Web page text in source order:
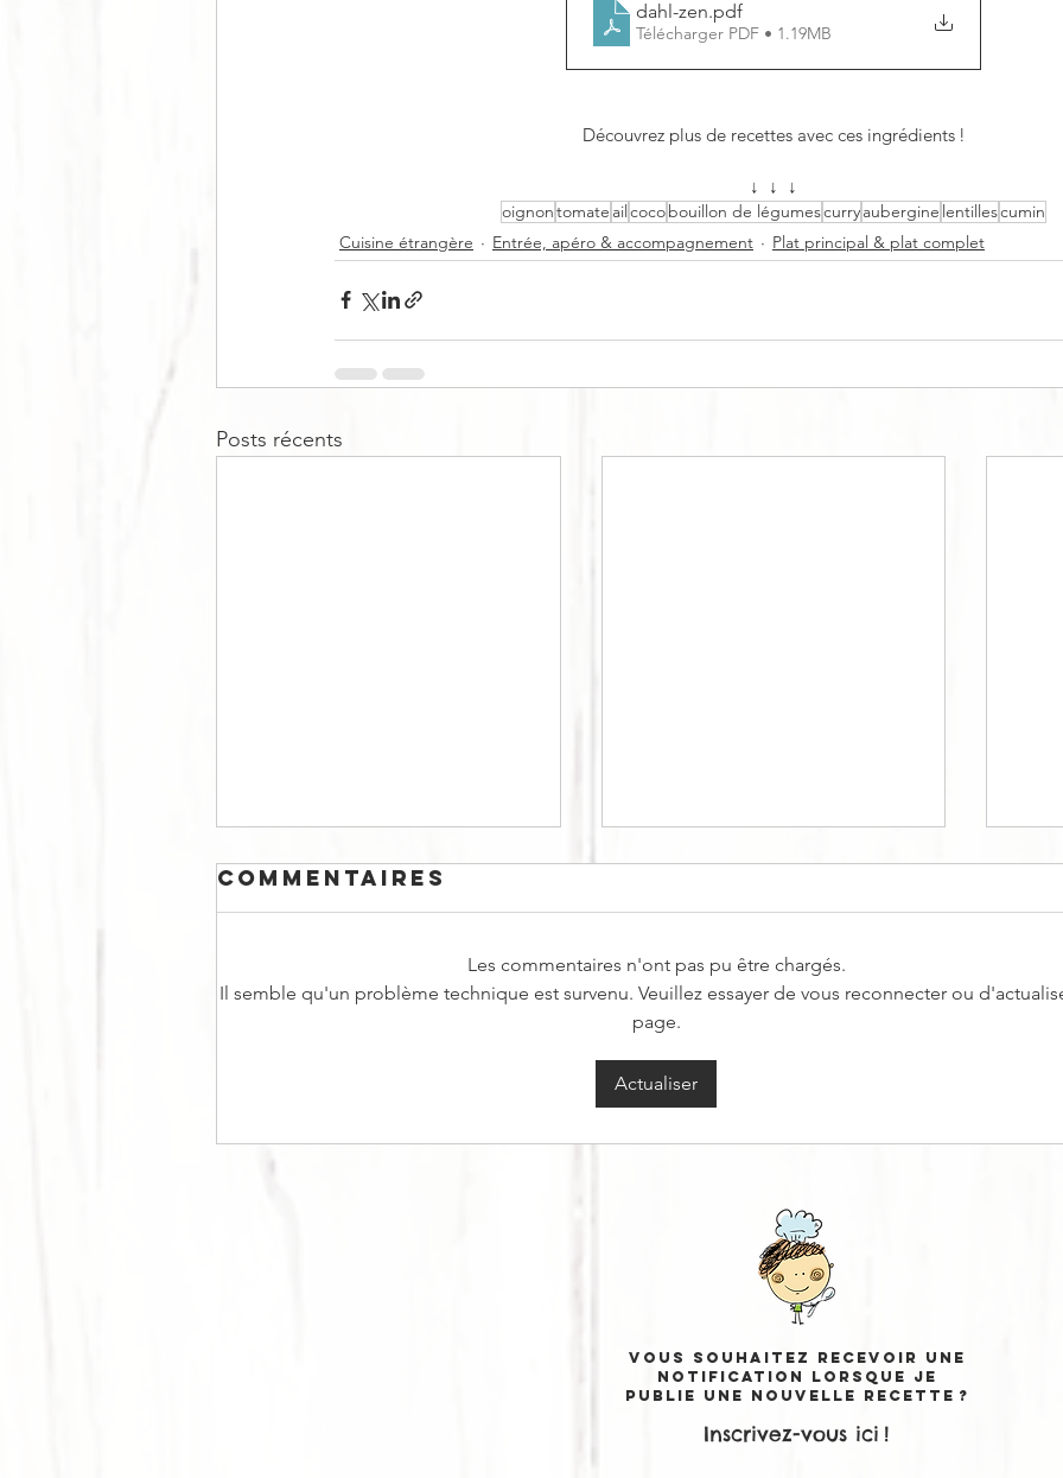
dahl-zen.pdf
Télécharger PDF • 1.19MB
Découvrez plus de recettes avec ces ingrédients !
↓  ↓  ↓
oignontomate ailcocobouillon de légumescurryaubergine lentillescumin
Cuisine étrangère
Entrée, apéro & accompagnement Plat principal & plat complet
Posts récents
Commentaires
Les commentaires n'ont pas pu être chargés.
Il semble qu'un problème technique est survenu. Veuillez essayer de vous reconnecter ou
page.
Actualiser
Vous souhaitez recevoir une
notification lorsque je
publie une nouvelle recette ?
Inscrivez-vous ici !